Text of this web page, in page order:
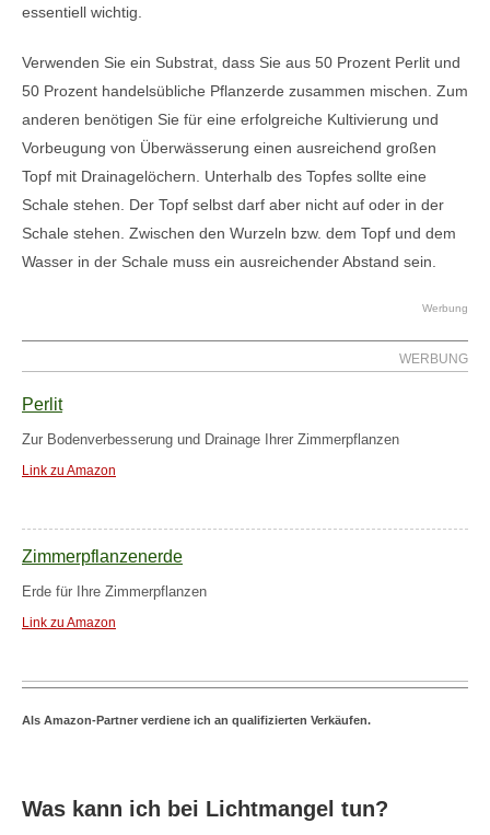
essentiell wichtig.
Verwenden Sie ein Substrat, dass Sie aus 50 Prozent Perlit und
50 Prozent handelsübliche Pflanzerde zusammen mischen. Zum
anderen benötigen Sie für eine erfolgreiche Kultivierung und
Vorbeugung von Überwässerung einen ausreichend großen
Topf mit Drainagelöchern. Unterhalb des Topfes sollte eine
Schale stehen. Der Topf selbst darf aber nicht auf oder in der
Schale stehen. Zwischen den Wurzeln bzw. dem Topf und dem
Wasser in der Schale muss ein ausreichender Abstand sein.
Werbung
WERBUNG
Perlit
Zur Bodenverbesserung und Drainage Ihrer Zimmerpflanzen
Link zu Amazon
Zimmerpflanzenerde
Erde für Ihre Zimmerpflanzen
Link zu Amazon
Als Amazon-Partner verdiene ich an qualifizierten Verkäufen.
Was kann ich bei Lichtmangel tun?